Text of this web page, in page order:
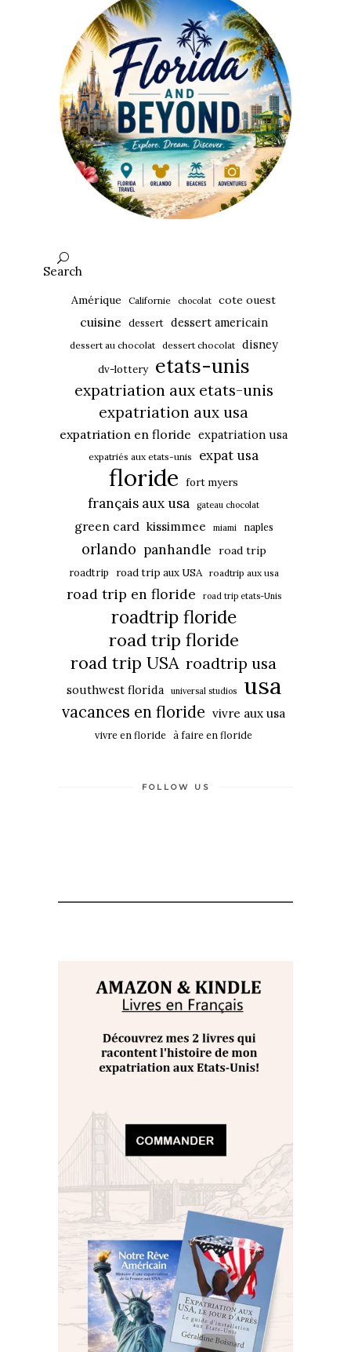
Search
Amérique Californie chocolat cote ouest
cuisine dessert dessert americain
dessert au chocolat dessert chocolat disney
dv-lottery etats-unis
expatriation aux etats-unis
expatriation aux usa
expatriation en floride expatriation usa
expatriés aux etats-unis expat usa
floride fort myers
français aux usa gateau chocolat
green card kissimmee miami naples
orlando panhandle road trip
roadtrip road trip aux USA roadtrip aux usa
road trip en floride road trip etats-Unis
roadtrip floride
road trip floride
road trip USA roadtrip usa
southwest florida universal studios usa
vacances en floride vivre aux usa
vivre en floride à faire en floride
FOLLOW US